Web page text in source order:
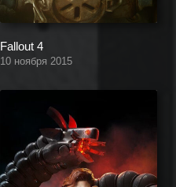
Fallout 4
10 ноября 2015